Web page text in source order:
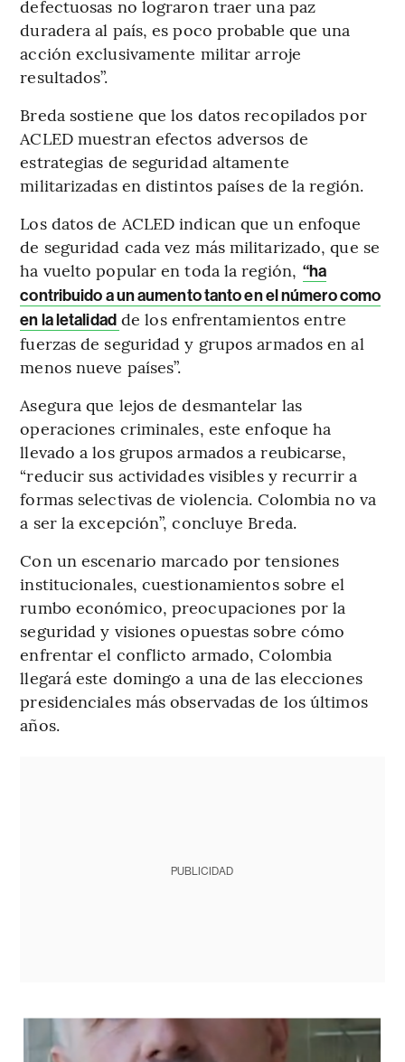
defectuosas no lograron traer una paz
duradera al país, es poco probable que una
acción exclusivamente militar arroje
resultados”.
Breda sostiene que los datos recopilados por
ACLED muestran efectos adversos de
estrategias de seguridad altamente
militarizadas en distintos países de la región.
Los datos de ACLED indican que un enfoque
de seguridad cada vez más militarizado, que se
ha vuelto popular en toda la región, “ha
contribuido a un aumento tanto en el número como
en la letalidad de los enfrentamientos entre
fuerzas de seguridad y grupos armados en al
menos nueve países”.
Asegura que lejos de desmantelar las
operaciones criminales, este enfoque ha
llevado a los grupos armados a reubicarse,
“reducir sus actividades visibles y recurrir a
formas selectivas de violencia. Colombia no va
a ser la excepción”, concluye Breda.
Con un escenario marcado por tensiones
institucionales, cuestionamientos sobre el
rumbo económico, preocupaciones por la
seguridad y visiones opuestas sobre cómo
enfrentar el conflicto armado, Colombia
llegará este domingo a una de las elecciones
presidenciales más observadas de los últimos
años.
PUBLICIDAD